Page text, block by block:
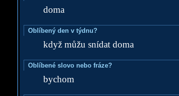
doma
Oblíbený den v týdnu?
když můžu snídat doma
Oblíbené slovo nebo fráze?
bychom